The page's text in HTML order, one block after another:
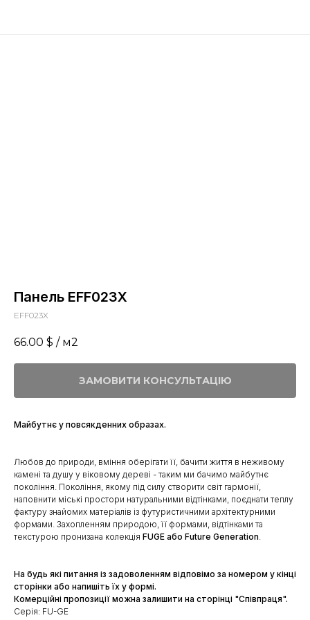
Панель EFF023X
EFF023X
66.00 $ / м2
ЗАМОВИТИ КОНСУЛЬТАЦІЮ
Майбутнє у повсякденних образах.
Любов до природи, вміння оберігати її, бачити життя в неживому
камені та душу у віковому дереві - таким ми бачимо майбутнє
покоління. Покоління, якому під силу створити світ гармонії,
наповнити міські простори натуральними відтінками, поєднати теплу
фактуру знайомих матеріалів із футуристичними архітектурними
формами. Захопленням природою, її формами, відтінками та
текстурою пронизана колекція FUGE або Future Generation.
На будь які питання із задоволенням відповімо за номером у кінці
сторінки або напишіть їх у формі.
Комерційні пропозиції можна залишити на сторінці "Співпраця".
Серія: FU-GE